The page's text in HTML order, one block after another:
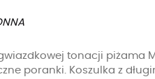
tonacji piżama
poranki. Koszulka z